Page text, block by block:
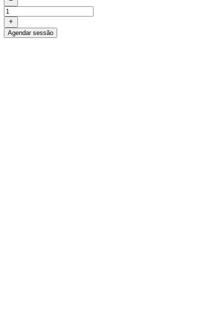
Agendar sessão